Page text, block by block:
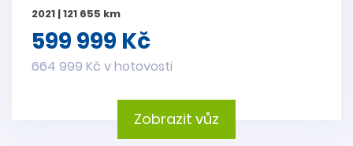
2021 | 121 655 km
599 999 Kč
664 999 Kč v hotovosti
Zobrazit vůz